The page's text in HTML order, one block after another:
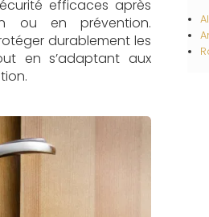
efficaces après
ou en prévention.
durablement les
en s’adaptant aux